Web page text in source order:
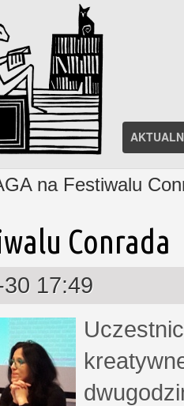
na Festiwalu
Conrada
17:49